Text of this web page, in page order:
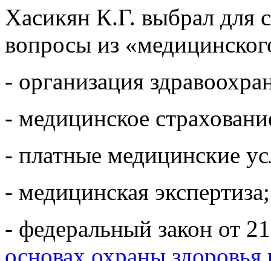
Хасикян К.Г. выбрал для
вопросы из
- организация
- медицинское
- платные медицинские
- медицинская экспертиза;
- федеральный закон от